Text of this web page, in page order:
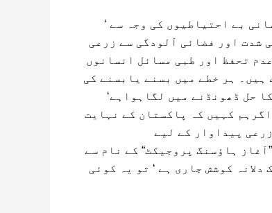
‘ جو موسمیاتی تبدیلی اور انسانی بے احتیاطیوں کی وجہ سے
شدت اور فضائی آلودگی سے زرعی
تحفظ اور طبی مسائل انسانوں
ہر خطے میں بسنے یابسنے کی
حل ڈھونڈنے میں لگاہواہے‘
کہیں کہ پاکستان کے نہایت
پیداوار کے لیے
ہاﺅسنگ پروجیکٹ“ کے نام سے
کوشش جاری ہے ‘ تو یہ کوئی